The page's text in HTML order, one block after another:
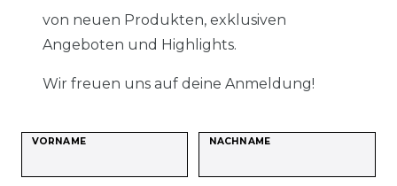
von neuen Produkten, exklusiven
Angeboten und Highlights.
Wir freuen uns auf deine Anmeldung!
VORNAME NACHNAME